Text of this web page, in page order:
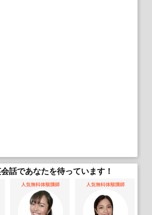
話であなたを待っています！